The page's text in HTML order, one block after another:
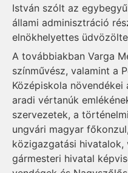
István szólt az
állami ad­mi­niszt­ráció
elnökhelyettes
A továbbiakban Varga
színművész, valamint a
Középiskola
aradi vértanúk
szervezetek, a
ungvári magyar
közigazgatási
gármesteri hivatal